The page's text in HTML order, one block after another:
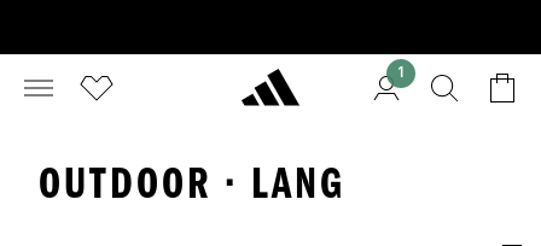
1
OUTDOOR · LANG